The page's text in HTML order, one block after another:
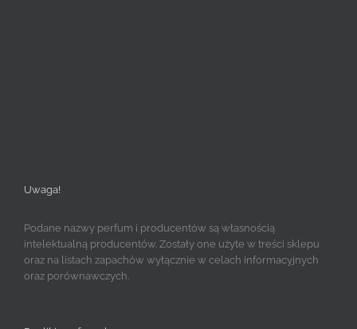
Uwaga!
Podane nazwy perfum i producentów są własnością
intelektualną producentów. Zostały one użyte w treści sklepu
oraz na listach zapachów wyłącznie w celach informacyjnych
oraz porównawczych.